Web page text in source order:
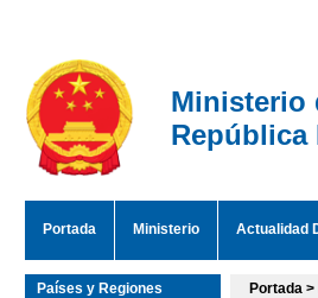
Ministerio
República
Portada Ministerio Actualidad
Países y Regiones Portada >